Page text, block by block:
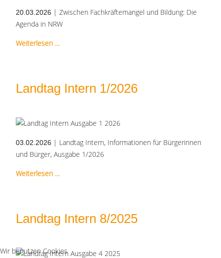
20.03.2026 | Zwischen Fachkräftemangel und Bildung: Die
Agenda in NRW
Weiterlesen …
Landtag Intern 1/2026
03.02.2026 | Landtag Intern, Informationen für Bürgerinnen
und Bürger, Ausgabe 1/2026
Weiterlesen …
Landtag Intern 8/2025
Wir benutzen Cookies